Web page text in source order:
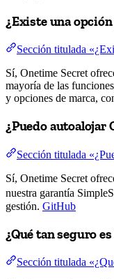
¿Existe una
Sección titulada
Sí, Onetime Secret
mayoría de las
y opciones de marca,
¿Puedo autoalojar
Sección titulada
Sí, Onetime Secret
nuestra garantía
gestión. GitHub
¿Qué tan seguro
Sección titulada